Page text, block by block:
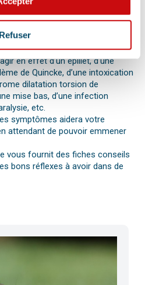
Refuser
ou diarrhées, une blessure, une
autant de signes visibles que
animal de compagnie ne va
à l’origine d’une urgence pour
en effet d’un épillet, d’une
de Quincke, d’une intoxication
dilatation torsion de
mise bas, d’une infection
etc.
symptômes aidera votre
attendant de pouvoir emmener
vous fournit des fiches conseils
bons réflexes à avoir dans de